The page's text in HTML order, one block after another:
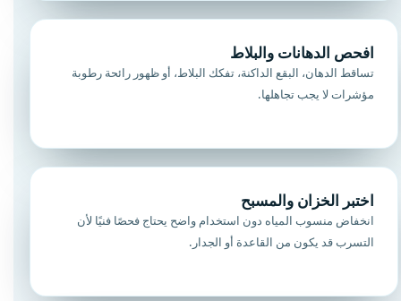
افحص الدهانات والبلاط
تساقط الدهان، البقع الداكنة، تفكك البلاط، أو ظهور رائحة رطوبة
مؤشرات لا يجب تجاهلها.
اختبر الخزان والمسبح
انخفاض منسوب المياه دون استخدام واضح يحتاج فحصًا فنيًا لأن
التسرب قد يكون من القاعدة أو الجدار.